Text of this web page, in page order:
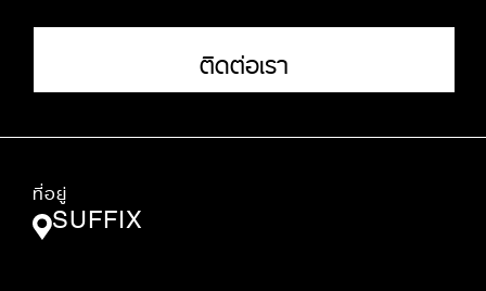
ติดต่อเรา
ที่อยู่
SUFFIX